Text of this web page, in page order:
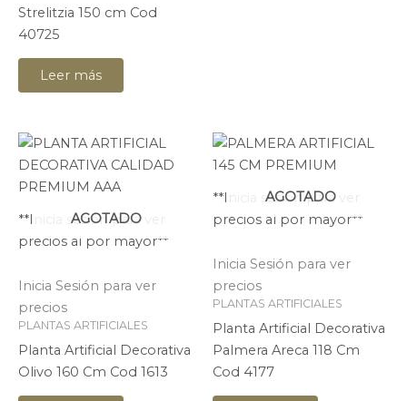
Strelitzia 150 cm Cod
40725
Leer más
AGOTADO
**Inicia sesión para ver
precios al por mayor**
Inicia Sesión para ver
precios
PLANTAS ARTIFICIALES
Planta Artificial Decorativa
Olivo 160 Cm Cod 1613
AGOTADO
**Inicia sesión para ver
precios al por mayor**
Inicia Sesión para ver
precios
PLANTAS ARTIFICIALES
Planta Artificial Decorativa
Palmera Areca 118 Cm
Cod 4177